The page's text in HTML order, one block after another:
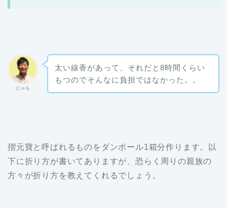
にゃも
太い線香があって、それだと8時間くらい
もつのでそんなに負担ではなかった。。
摺元寶と呼ばれるものをダンボール1箱分作ります。以
下に折り方が書いてありますが、恐らく周りの親族の
方々が折り方を教えてくれるでしょう。